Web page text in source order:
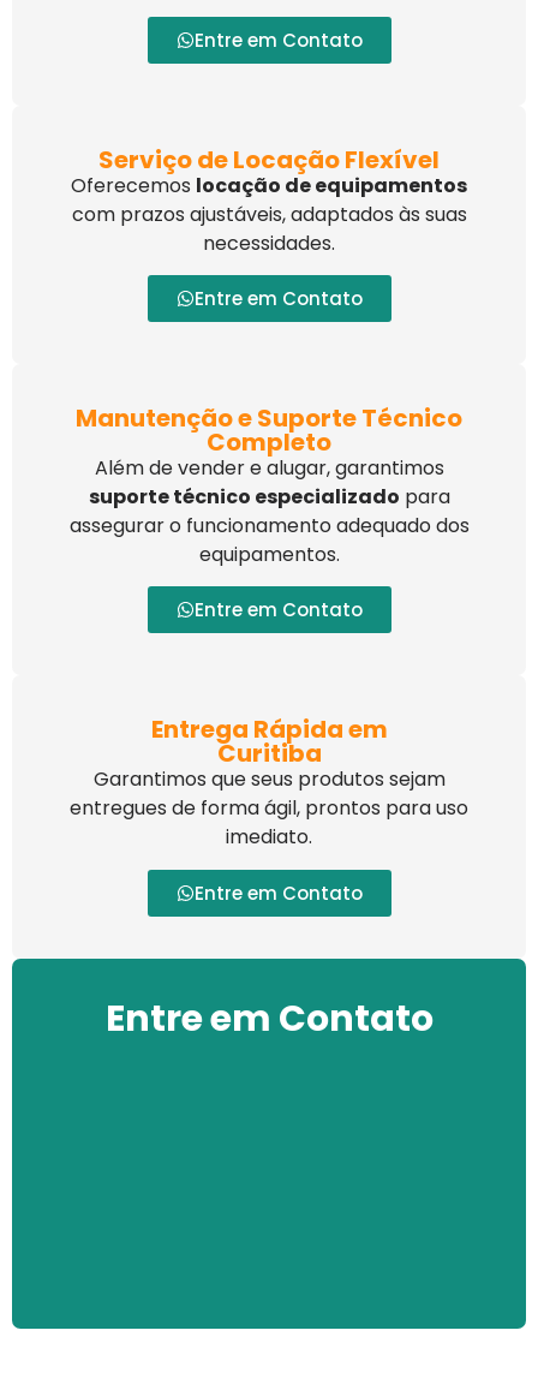
Entre em Contato
Serviço de Locação Flexível
Oferecemos locação de equipamentos
com prazos ajustáveis, adaptados às suas
necessidades.
Entre em Contato
Manutenção e Suporte Técnico
Completo
Além de vender e alugar, garantimos
suporte técnico especializado para
assegurar o funcionamento adequado dos
equipamentos.
Entre em Contato
Entrega Rápida em
Curitiba
Garantimos que seus produtos sejam
entregues de forma ágil, prontos para uso
imediato.
Entre em Contato
Entre em Contato